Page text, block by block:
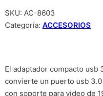
SKU: AC-8603
Categoría: ACCESORIOS
El adaptador compacto usb
convierte un puerto usb
con soporte para video de